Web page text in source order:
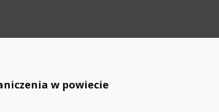
w powiecie